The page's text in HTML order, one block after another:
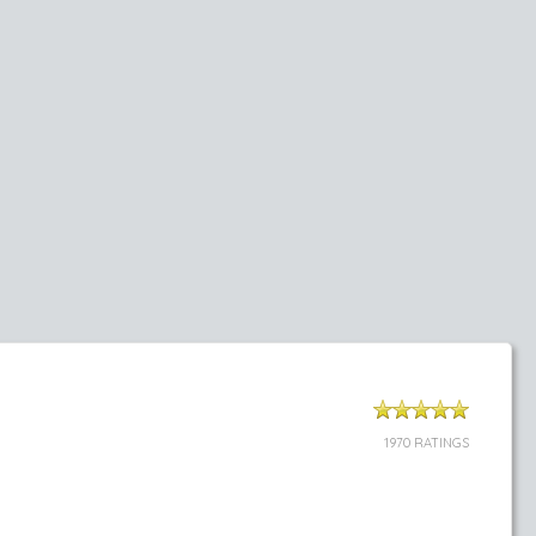
1970 RATINGS